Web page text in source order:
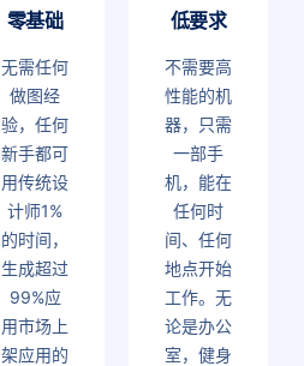
零基础
无需任何
做图经
验，任何
新手都可
用传统设
计师1%
的时间，
生成超过
99%应
用市场上
架应用的
低要求
不需要高
性能的机
器，只需
一部手
机，能在
任何时
间、任何
地点开始
工作。无
论是办公
室，健身